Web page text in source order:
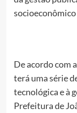
De acordo com
terá uma série
tecnológica e à
Prefeitura de